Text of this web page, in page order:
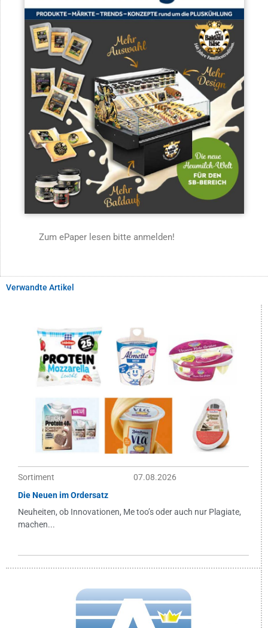
Zum ePaper lesen bitte anmelden!
Verwandte Artikel
Sortiment
07.08.2026
Die Neuen im Ordersatz
Neuheiten, ob Innovationen, Me too’s oder auch nur Plagiate,
machen...